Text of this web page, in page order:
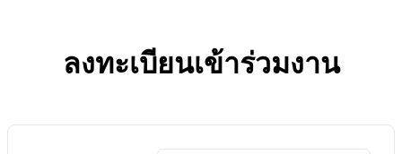
ลงทะเบียนเข้าร่วมงาน